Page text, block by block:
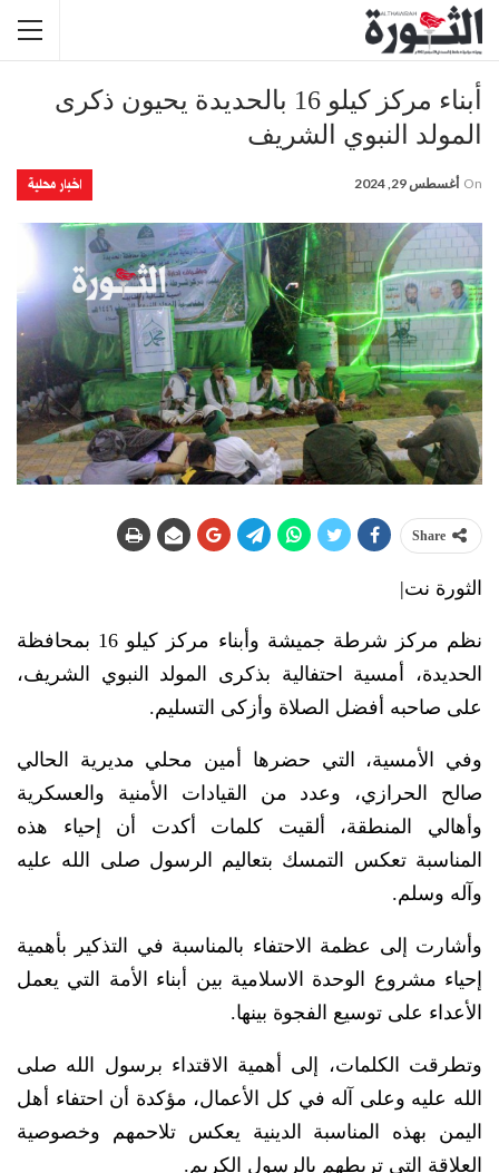
أبناء مركز كيلو 16 بالحديدة يحيون ذكرى
المولد النبوي الشريف
اخبار محلية On أغسطس 29, 2024
Share
الثورة نت|
نظم مركز شرطة جميشة وأبناء مركز كيلو 16 بمحافظة
الحديدة، أمسية احتفالية بذكرى المولد النبوي الشريف،
على صاحبه أفضل الصلاة وأزكى التسليم.
وفي الأمسية، التي حضرها أمين محلي مديرية الحالي
صالح الحرازي، وعدد من القيادات الأمنية والعسكرية
وأهالي المنطقة، ألقيت كلمات أكدت أن إحياء هذه
المناسبة تعكس التمسك بتعاليم الرسول صلى الله عليه
وآله وسلم.
وأشارت إلى عظمة الاحتفاء بالمناسبة في التذكير بأهمية
إحياء مشروع الوحدة الاسلامية بين أبناء الأمة التي يعمل
الأعداء على توسيع الفجوة بينها.
وتطرقت الكلمات، إلى أهمية الاقتداء برسول الله صلى
الله عليه وعلى آله في كل الأعمال، مؤكدة أن احتفاء أهل
اليمن بهذه المناسبة الدينية يعكس تلاحمهم وخصوصية
العلاقة التي تربطهم بالرسول الكريم.